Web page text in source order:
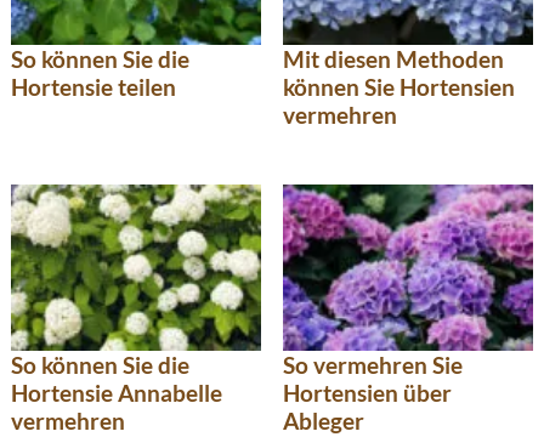
So können Sie die
Hortensie teilen
Mit diesen Methoden
können Sie Hortensien
vermehren
So können Sie die
Hortensie Annabelle
vermehren
So vermehren Sie
Hortensien über
Ableger